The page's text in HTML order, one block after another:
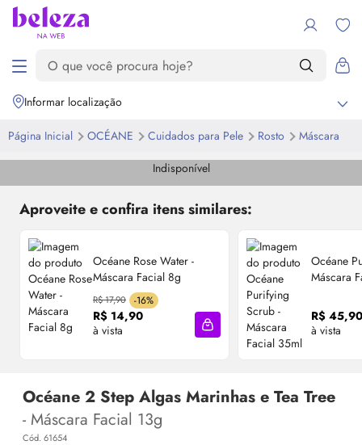
Informar localização
Página Inicial OCÉANE Cuidados para Pele Rosto
Máscara
Indisponível
Aproveite e confira itens similares:
Océane Rose Water -
Máscara Facial 8g
R$ 17,90 -16%
R$ 14,90
à vista
Adicionar à sacola
Océane
Máscara
R$ 45,90
à vista
Océane 2 Step Algas Marinhas e Tea Tree
- Máscara Facial 13g
Cód. 61654